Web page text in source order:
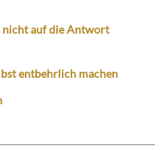
nicht auf die Antwort
entbehrlich machen